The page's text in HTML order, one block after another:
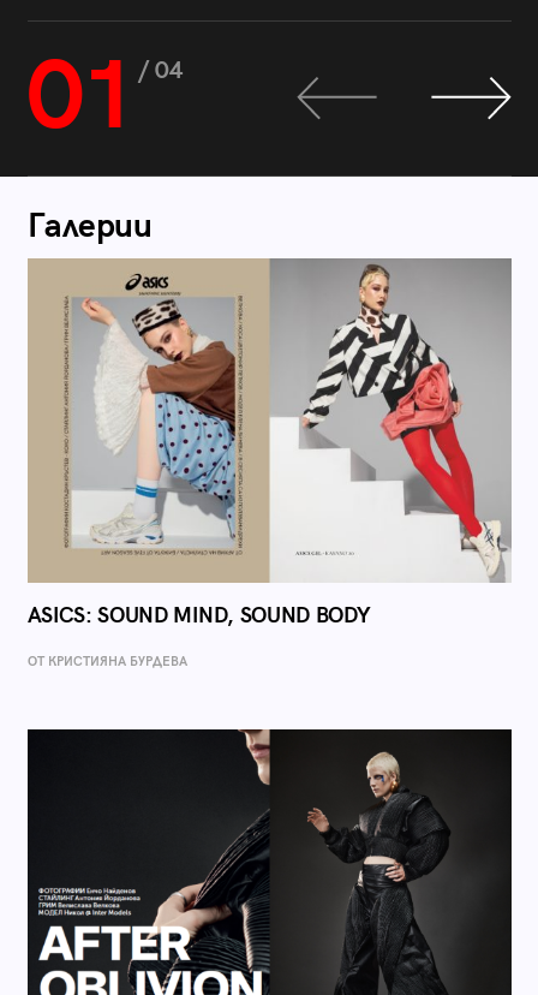
01 / 04
Галерии
ASICS: SOUND MIND, SOUND BODY
ОТ КРИСТИЯНА БУРДЕВА